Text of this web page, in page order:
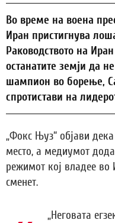
Во време на воена
Иран пристигнува
Раководството на
останатите земји да
шампион во борење,
спротистави на
„Фокс Њуз“ објави
место, а медиумот
режимот кој владее во
сменет.
„Неговата